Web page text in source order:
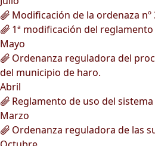
Modificación de la ordenaza
1ª modificación del
Mayo
Ordenanza reguladora del
del municipio de haro.
Abril
Reglamento de uso del
Marzo
Ordenanza reguladora de las